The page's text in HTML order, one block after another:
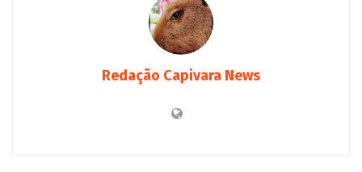
Redação Capivara News